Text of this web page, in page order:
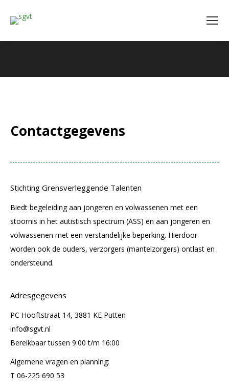
Contactgegevens
Stichting Grensverleggende Talenten
Biedt begeleiding aan jongeren en volwassenen met een
stoornis in het autistisch spectrum (ASS) en aan jongeren en
volwassenen met een verstandelijke beperking. Hierdoor
worden ook de ouders, verzorgers (mantelzorgers) ontlast en
ondersteund.
Adresgegevens
PC Hooftstraat 14, 3881 KE Putten
info@sgvt.nl
Bereikbaar tussen 9:00 t/m 16:00
Algemene vragen en planning:
T 06-225 690 53